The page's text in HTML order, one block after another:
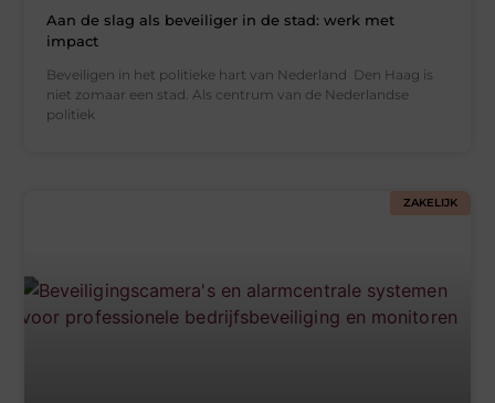
Aan de slag als beveiliger in de stad: werk met
impact
Beveiligen in het politieke hart van Nederland Den Haag is
niet zomaar een stad. Als centrum van de Nederlandse
politiek
ZAKELIJK